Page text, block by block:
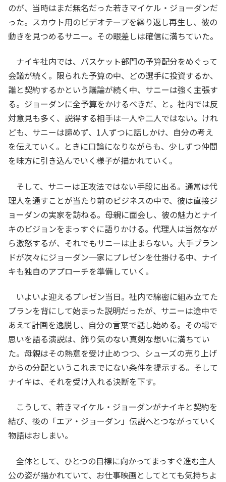
のが、当時はまだ無名だった若きマイケル・ジョーダンだ
った。スカウト用のビデオテープを繰り返し再生し、彼の
動きを見つめるサニー。その眼差しは確信に満ちていた。
ナイキ社内では、バスケット部門の予算配分をめぐって
会議が続く。限られた予算の中、どの選手に投資するか、
誰と契約するかという議論が続く中、サニーは強く主張す
る。ジョーダンに全予算をかけるべきだ、と。社内では反
対意見も多く、説得する相手は一人や二人ではない。けれ
ども、サニーは諦めず、1人ずつに話しかけ、自分の考え
を伝えていく。ときに口論になりながらも、少しずつ仲間
を味方に引き込んでいく様子が描かれていく。
そして、サニーは正攻法ではない手段に出る。通常は代
理人を通すことが当たり前のビジネスの中で、彼は直接ジ
ョーダンの実家を訪ねる。母親に面会し、彼の魅力とナイ
キのビジョンをまっすぐに語りかける。代理人は当然なが
ら激怒するが、それでもサニーは止まらない。大手ブラン
ドが次々にジョーダン一家にプレゼンを仕掛ける中、ナイ
キも独自のアプローチを準備していく。
いよいよ迎えるプレゼン当日。社内で綿密に組み立てた
プランを背にして始まった説明だったが、サニーは途中で
あえて計画を逸脱し、自分の言葉で話し始める。その場で
思いを語る演説は、飾り気のない真剣な想いに満ちてい
た。母親はその熱意を受け止めつつ、シューズの売り上げ
からの分配というこれまでにない条件を提示する。そして
ナイキは、それを受け入れる決断を下す。
こうして、若きマイケル・ジョーダンがナイキと契約を
結び、後の「エア・ジョーダン」伝説へとつながっていく
物語はおしまい。
全体として、ひとつの目標に向かってまっすぐ進む主人
公の姿が描かれていて、お仕事映画としてとても気持ちよ